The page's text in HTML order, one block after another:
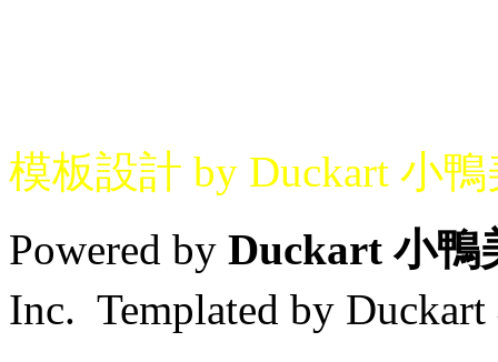
模板設計 by Duckart 小
Powered by Duckart 小鴨
Inc. Templated by